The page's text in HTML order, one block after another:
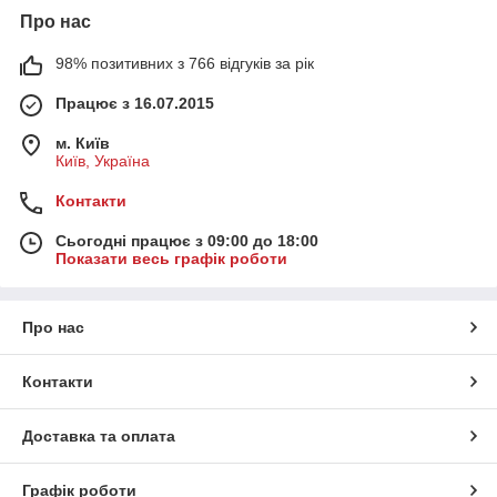
Про нас
98% позитивних з 766 відгуків за рік
Працює з 16.07.2015
м. Київ
Київ, Україна
Контакти
Сьогодні працює з 09:00 до 18:00
Показати весь графік роботи
Про нас
Контакти
Доставка та оплата
Графік роботи